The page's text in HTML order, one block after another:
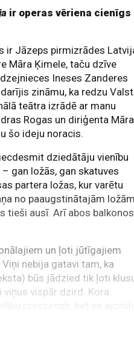
ir operas vēriena cienīgs
ir Jāzeps pirmizrādes
Māra Ķimele, taču dzīve
Ineses Zanderes
zināmu, ka redzu
teātra izrādē ar manu
Rogas un diriģenta Māra
šo ideju noracis.
dziedātāju vienību
gan ložās, gan skatuves
partera ložas, kur varētu
no paaugstinātajām
tieši ausī. Arī abos balkonos
un ļoti jūtīgajiem
nebija gatavi tam, ka
būs jādzied tik ļoti
viņus vispār dzird. Kora